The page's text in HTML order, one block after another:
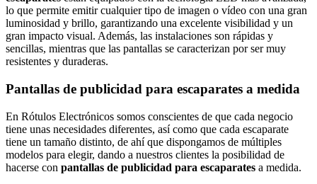
lo que permite emitir cualquier tipo de imagen o vídeo con una gran
luminosidad y brillo, garantizando una excelente visibilidad y un
gran impacto visual. Además, las instalaciones son rápidas y
sencillas, mientras que las pantallas se caracterizan por ser muy
resistentes y duraderas.
Pantallas de publicidad para escaparates a medida
En Rótulos Electrónicos somos conscientes de que cada negocio
tiene unas necesidades diferentes, así como que cada escaparate
tiene un tamaño distinto, de ahí que dispongamos de múltiples
modelos para elegir, dando a nuestros clientes la posibilidad de
hacerse con pantallas de publicidad para escaparates a medida.